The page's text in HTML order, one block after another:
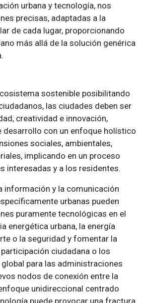
urbana y tecnología, nos
precisas, adaptadas a la
de cada lugar, proporcionando
más allá de la solución genérica
sostenible posibilitando
las ciudades deben ser
creatividad e innovación,
desarrollo con un enfoque holístico
sociales, ambientales,
implicando en un proceso
interesadas y a los residentes.
información y la comunicación
urbanas pueden
puramente tecnológicas en el
energética urbana, la energía
o la seguridad y fomentar la
ciudadana o los
para las administraciones
nodos de conexión entre la
unidireccional centrado
puede provocar una fractura